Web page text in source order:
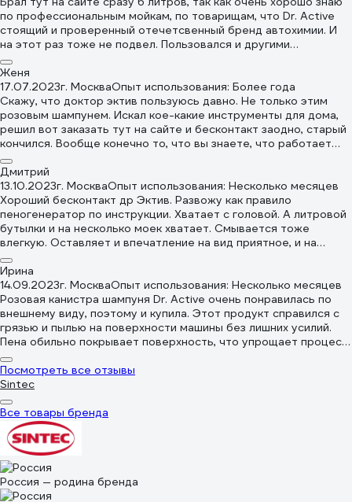
по профессиональным мойкам, по товарищам, что Dr. Active
стоящий и проверенный отечетсвенный бренд автохимии. И
на этот раз тоже не подвел. Пользовался и другими
автошампунями Dr. Active, но вот этот вот "Color Pink" как-то
больше мне подходит. На нем и остановился. Пены дай бог,
хватает надолго, смывается влегкую. Больше ничего и не надо
от автошампуня
Женя
17.07.2023г. МоскваОпыт использования: Более года
Скажу, что доктор эктив пользуюсь давно. Не только этим
розовым шампунем. Искал кое-какие инструменты для дома,
решил вот заказать тут на сайте и бесконтакт заодно, старый
кончился. Вообще конечно то, что вы знаете, что работает
хорошо, нужно брать в количестве, чтоб потом не искать
когда горит:) Пена у шампуня обильная, растер и минут на 5
оставил, потом смыл под напором. Хороший дачный вариант.
Рекомендую
Дмитрий
13.10.2023г. МоскваОпыт использования: Несколько месяцев
Хороший бесконтакт др Эктив. Развожу как правило
пеногенератор по инструкции. Хватает с головой. А литровой
бутылки и на несколько моек хватает. Смывается тоже
влегкую. Оставляет и впечатление на вид приятное, и на
кошелек. Вот такие конкретные средства уважаю. Цена и
результат. Так что, если вы такой практической мысли
придерживаетесь, берите, не пожалеете.
Ирина
14.09.2023г. МоскваОпыт использования: Несколько месяцев
Розовая канистра шампуня Dr. Active очень понравилась по
внешнему виду, поэтому и купила. Этот продукт справился с
грязью и пылью на поверхности машины без лишних усилий.
Пена обильно покрывает поверхность, что упрощает процесс
очистки. После смыва, моя машина стала блестеть, словно
только что покинула салон.
Посмотреть все отзывы
Sintec
Все товары бренда
Россия — родина бренда